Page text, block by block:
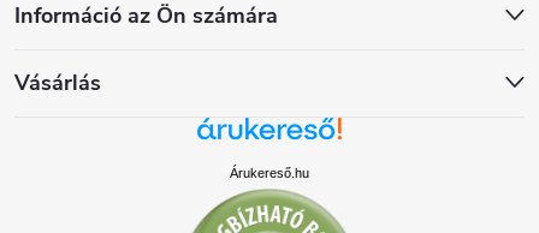
Információ az Ön számára
Vásárlás
Árukereső.hu